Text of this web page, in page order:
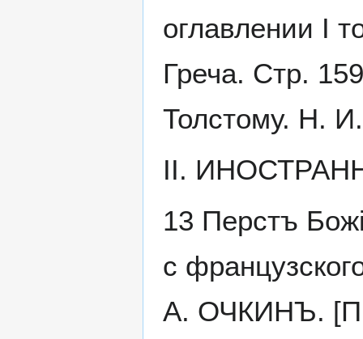
оглавлении I
Греча. Стр.
Толстому. Н.
II.
13 Перстъ
с
А. ОЧКИНЪ.